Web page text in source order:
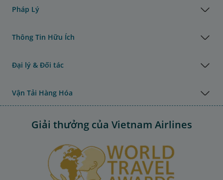
Pháp Lý
Thông Tin Hữu Ích
Đại lý & Đối tác
Vận Tải Hàng Hóa
Giải thưởng của Vietnam Airlines